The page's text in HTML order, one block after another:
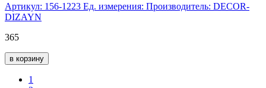
Артикул: 156-1223 Ед. измерения: Производитель: DECOR-
DIZAYN
365
в корзину
1